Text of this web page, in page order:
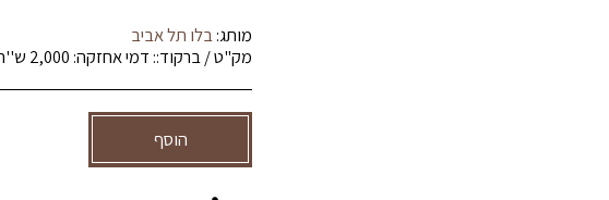
מותג:בלו תל אביב
מק"ט / ברקוד:: דמי אחזקה: 2,000 ש''ח
הוסף